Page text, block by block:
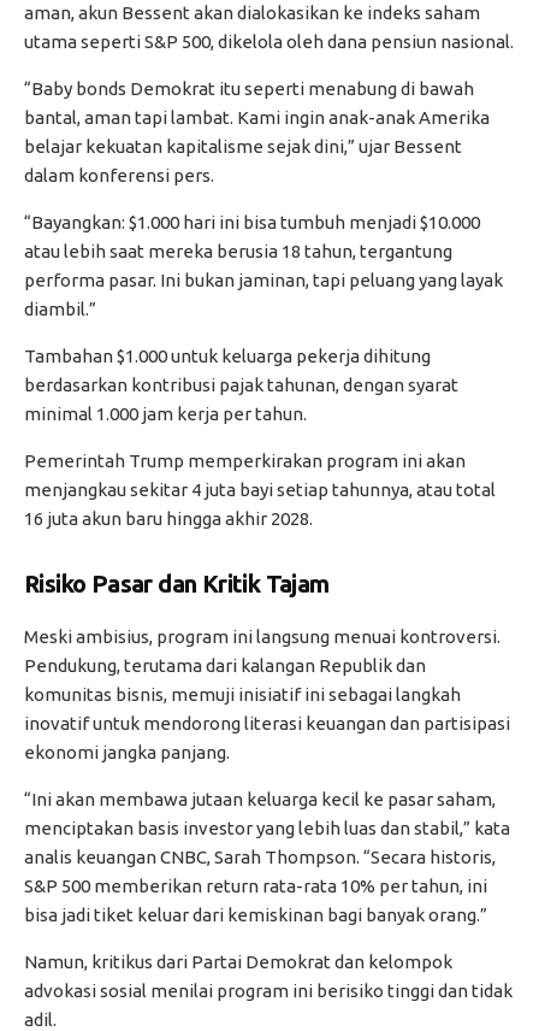
aman, akun Bessent akan dialokasikan ke indeks saham
utama seperti S&P 500, dikelola oleh dana pensiun nasional.
“Baby bonds Demokrat itu seperti menabung di bawah
bantal, aman tapi lambat. Kami ingin anak-anak Amerika
belajar kekuatan kapitalisme sejak dini,” ujar Bessent
dalam konferensi pers.
“Bayangkan: $1.000 hari ini bisa tumbuh menjadi $10.000
atau lebih saat mereka berusia 18 tahun, tergantung
performa pasar. Ini bukan jaminan, tapi peluang yang layak
diambil.”
Tambahan $1.000 untuk keluarga pekerja dihitung
berdasarkan kontribusi pajak tahunan, dengan syarat
minimal 1.000 jam kerja per tahun.
Pemerintah Trump memperkirakan program ini akan
menjangkau sekitar 4 juta bayi setiap tahunnya, atau total
16 juta akun baru hingga akhir 2028.
Risiko Pasar dan Kritik Tajam
Meski ambisius, program ini langsung menuai kontroversi.
Pendukung, terutama dari kalangan Republik dan
komunitas bisnis, memuji inisiatif ini sebagai langkah
inovatif untuk mendorong literasi keuangan dan partisipasi
ekonomi jangka panjang.
“Ini akan membawa jutaan keluarga kecil ke pasar saham,
menciptakan basis investor yang lebih luas dan stabil,” kata
analis keuangan CNBC, Sarah Thompson. “Secara historis,
S&P 500 memberikan return rata-rata 10% per tahun, ini
bisa jadi tiket keluar dari kemiskinan bagi banyak orang.”
Namun, kritikus dari Partai Demokrat dan kelompok
advokasi sosial menilai program ini berisiko tinggi dan tidak
adil.